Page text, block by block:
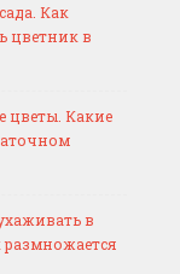
Как
цветник в
цветы. Какие
в